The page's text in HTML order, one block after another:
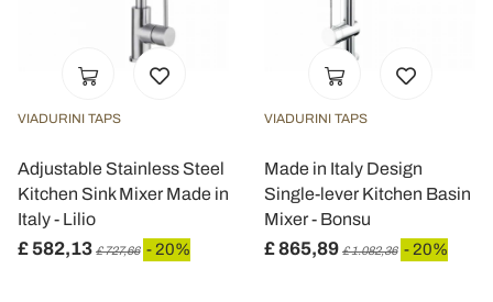
VIADURINI TAPS
Adjustable Stainless Steel
Kitchen Sink Mixer Made in
Italy - Lilio
£ 582,13 £ 727,66 - 20%
VIADURINI TAPS
Made in Italy Design
Single-lever Kitchen Basin
Mixer - Bonsu
£ 865,89 £ 1.082,36 - 20%